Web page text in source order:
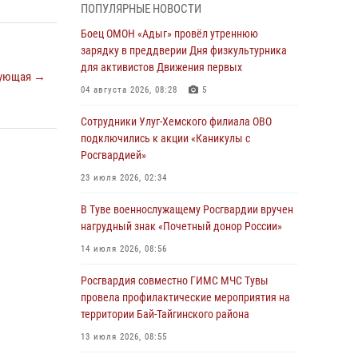
→
из труднодоступного места
03 августа 2026, 07:25
Росгвардия проверила организацию отдыха
детей в детских лагерях Тувы
Сотрудники вневедомственной охраны
приняли участие в акции «Каникулы с
Росгвардией» в Туве
26 сигналов «Тревога» с автотранспортов
отработали экипажи задержаний Росгвардии
29 июля 2026, 08:37 1
В Туве офицер Росгвардии подвела итоги
юбилейного личного забега
ПОПУЛЯРНЫЕ НОВОСТИ
Боец ОМОН «Адыг» провёл утреннюю
зарядку в преддверии Дня физкультурника
для активистов Движения первых
04 августа 2026, 08:28 5
Сотрудники Улуг-Хемского филиала ОВО
подключились к акции «Каникулы с
Росгвардией»
23 июля 2026, 02:34
В Туве военнослужащему Росгвардии вручен
нагрудный знак «Почетный донор России»
14 июля 2026, 08:56
Росгвардия совместно ГИМС МЧС Тувы
провела профилактические мероприятия на
территории Бай-Тайгинского района
13 июля 2026, 08:55